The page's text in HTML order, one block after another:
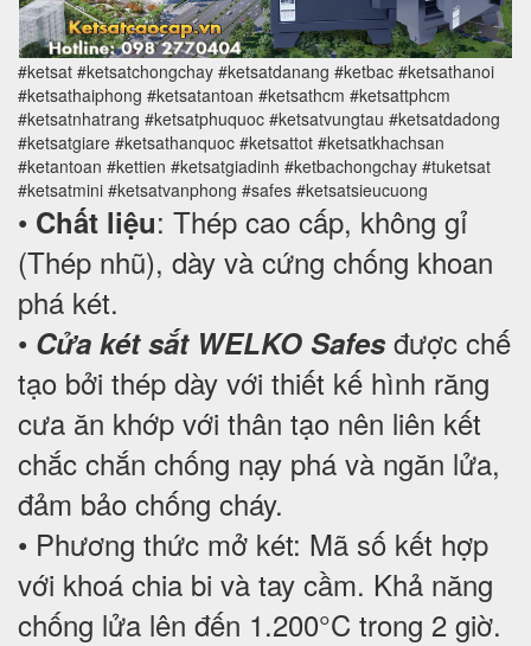
#ketsat #ketsatchongchay #ketsatdanang #ketbac #ketsathanoi
#ketsathaiphong #ketsatantoan #ketsathcm #ketsattphcm
#ketsatnhatrang #ketsatphuquoc #ketsatvungtau #ketsatdadong
#ketsatgiare #ketsathanquoc #ketsattot #ketsatkhachsan
#ketantoan #kettien #ketsatgiadinh #ketbachongchay #tuketsat
#ketsatmini #ketsatvanphong #safes #ketsatsieucuong
• Chất liệu: Thép cao cấp, không gỉ
(Thép nhũ), dày và cứng chống khoan
phá két.
• Cửa két sắt WELKO Safesđược chế
tạo bởi thép dày với thiết kế hình răng
cưa ăn khớp với thân tạo nên liên kết
chắc chắn chống nạy phá và ngăn lửa,
đảm bảo chống cháy.
• Phương thức mở két: Mã số kết hợp
với khoá chia bi và tay cầm. Khả năng
chống lửa lên đến 1.200°C trong 2 giờ.